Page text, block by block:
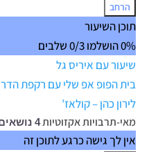
הרחב
אפריל-תרבות
הפופ:
מדיה,
קולנוע
ודימוי
עצמי
תוכן השיעור
0% הושלמו
0/3 שלבים
שיעור עם איריס גל
בית הפופ אפ שלי עם רקפת הדר
לירון כהן – קולאז’
מאי-תרבויות אקזוטיות4 נושאים
אין לך גישה כרגע לתוכן זה